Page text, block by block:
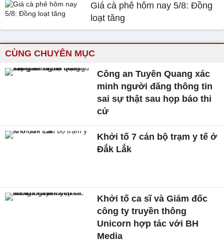
Giá cà phê hôm nay 5/8: Đồng
loạt tăng
CÙNG CHUYÊN MỤC
Công an Tuyên Quang xác
minh người đăng thông tin
sai sự thật sau họp báo thi
cử
Khởi tố 7 cán bộ trạm y tế ở
Đắk Lắk
Khởi tố ca sĩ và Giám đốc
công ty truyền thông
Unicorn hợp tác với BH
Media